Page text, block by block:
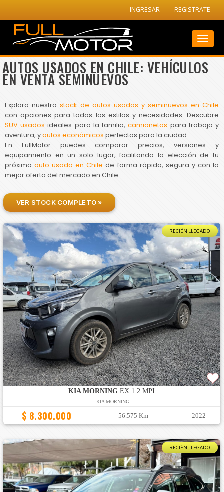
INGRESAR REGISTRATE
AUTOS USADOS EN CHILE: VEHÍCULOS
EN VENTA SEMINUEVOS
Explora nuestro stock de autos usados y seminuevos en Chile
con opciones para todos los estilos y necesidades. Descubre
SUV usados ideales para la familia,camionetas para trabajo y
aventura, yautos económicos perfectos para la ciudad.
En FullMotor puedes comparar precios, versiones y
equipamiento en un solo lugar, facilitando la elección de tu
próximoauto usado en Chile de forma rápida, segura y con la
mejor oferta del mercado en Chile.
VER STOCK COMPLETO »
RECIÉN LLEGADO
KIA MORNING EX 1.2 MPI
KIA MORNING
$ 8.300.000 56.575 Km 2022
RECIÉN LLEGADO